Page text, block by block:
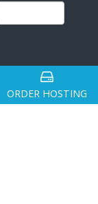
ORDER HOSTING